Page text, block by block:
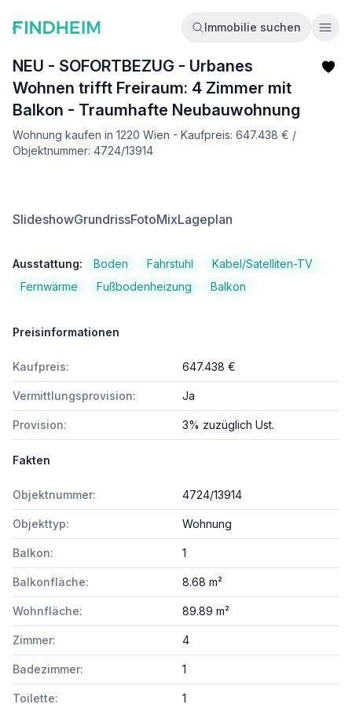
Immobilie suchen
NEU - SOFORTBEZUG - Urbanes
Wohnen trifft Freiraum: 4 Zimmer mit
Balkon - Traumhafte Neubauwohnung
Wohnung kaufen in 1220 Wien - Kaufpreis: 647.438 € /
Objektnummer: 4724/13914
SlideshowGrundrissFotoMixLageplan
Ausstattung: Boden Fahrstuhl
Kabel/Satelliten-TV
Fernwärme
Fußbodenheizung Balkon
Preisinformationen
Kaufpreis: 647.438 €
Vermittlungsprovision: Ja
Provision: 3% zuzüglich Ust.
Fakten
Objektnummer: 4724/13914
Objekttyp: Wohnung
Balkon: 1
Balkonfläche: 8.68 m²
Wohnfläche: 89.89 m²
Zimmer: 4
Badezimmer: 1
Toilette: 1